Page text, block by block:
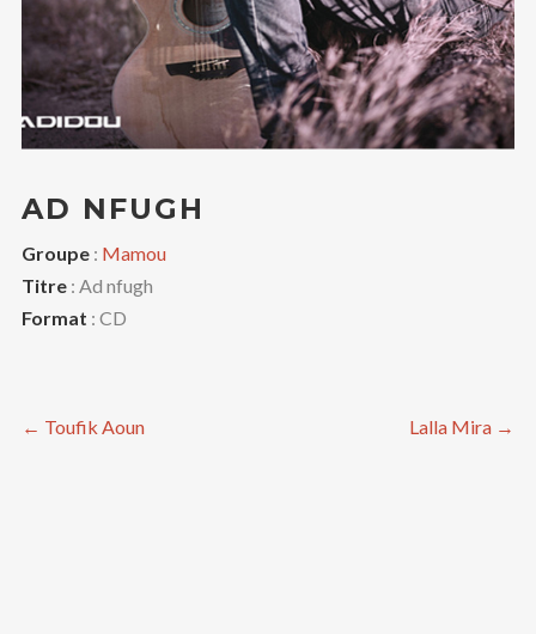
AD NFUGH
Groupe: Mamou
Titre: Ad nfugh
Format : CD
← Toufik Aoun Lalla Mira →